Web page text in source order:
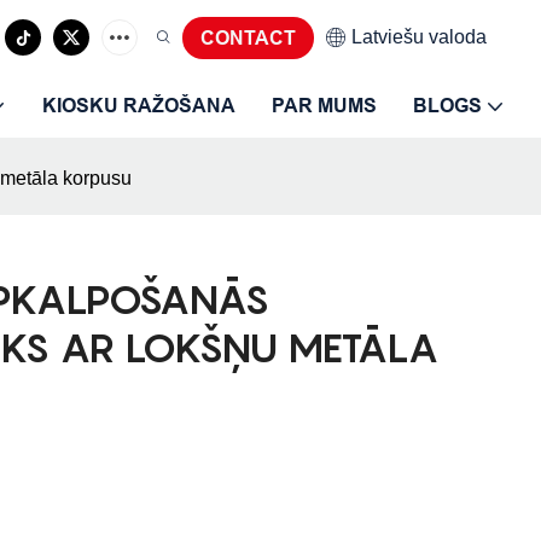
CONTACT Latviešu valoda‎
KIOSKU RAŽOŠANA PAR MUMS BLOGS
korpusu
AR LOKŠŅU METĀLA